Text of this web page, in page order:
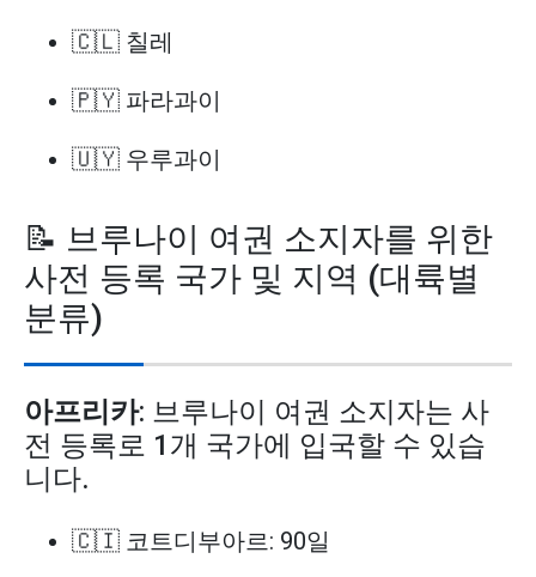
🇨🇱 칠레
🇵🇾 파라과이
🇺🇾 우루과이
📝 브루나이 여권 소지자를 위한
사전 등록 국가 및 지역 (대륙별
분류)
아프리카: 브루나이 여권 소지자는 사
전 등록로 1개 국가에 입국할 수 있습
니다.
🇨🇮 코트디부아르: 90일